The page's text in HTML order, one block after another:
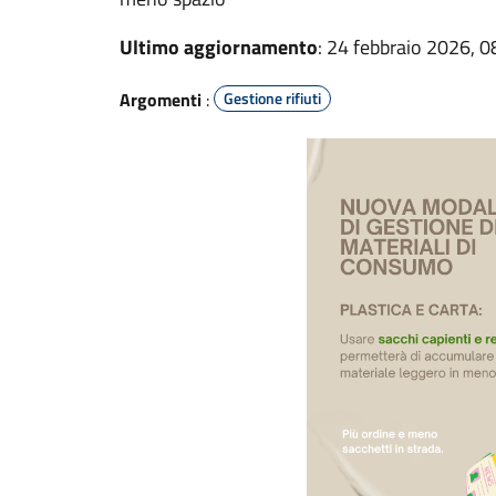
Ultimo aggiornamento: 24 febbraio 2026,
Argomenti : Gestione rifiuti